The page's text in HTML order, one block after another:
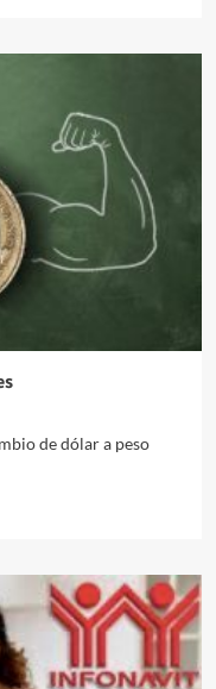
de dólar a peso